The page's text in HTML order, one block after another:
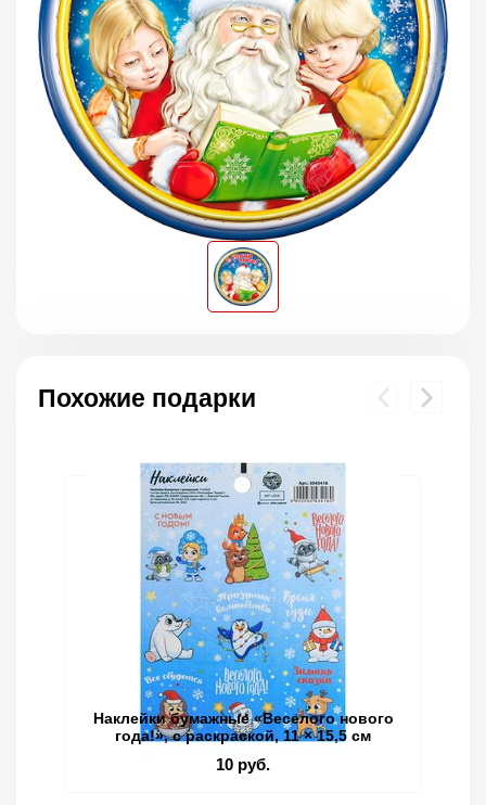
Похожие подарки
Наклейки бумажные «Веселого нового
года!», c раскраской, 11 × 15,5 см
10 руб.